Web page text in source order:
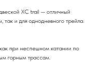
XC trail — отличный
и для однодневного трейла.
при неспешном катании по
горным трассам.